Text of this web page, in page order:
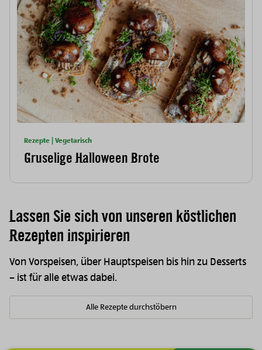
Rezepte | Vegetarisch
Gruselige Halloween Brote
Lassen Sie sich von unseren köstlichen
Rezepten inspirieren
Von Vorspeisen, über Hauptspeisen bis hin zu Desserts
– ist für alle etwas dabei.
Alle Rezepte durchstöbern